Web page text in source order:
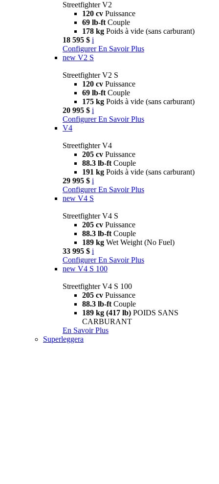
Streetfighter V2
120 cv Puissance
69 lb-ft Couple
178 kg Poids à vide (sans carburant)
18 595 $ i
Configurer En Savoir Plus
new V2 S
Streetfighter V2 S
120 cv Puissance
69 lb-ft Couple
175 kg Poids à vide (sans carburant)
20 995 $ i
Configurer En Savoir Plus
V4
Streetfighter V4
205 cv Puissance
88.3 lb-ft Couple
191 kg Poids à vide (sans carburant)
29 995 $ i
Configurer En Savoir Plus
new V4 S
Streetfighter V4 S
205 cv Puissance
88.3 lb-ft Couple
189 kg Wet Weight (No Fuel)
33 995 $ i
Configurer En Savoir Plus
new V4 S 100
Streetfighter V4 S 100
205 cv Puissance
88.3 lb-ft Couple
189 kg (417 lb) POIDS SANS
CARBURANT
En Savoir Plus
Superleggera